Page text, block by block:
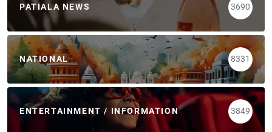
PATIALA NEWS 3690
NATIONAL 8331
ENTERTAINMENT / INFORMATION 3849